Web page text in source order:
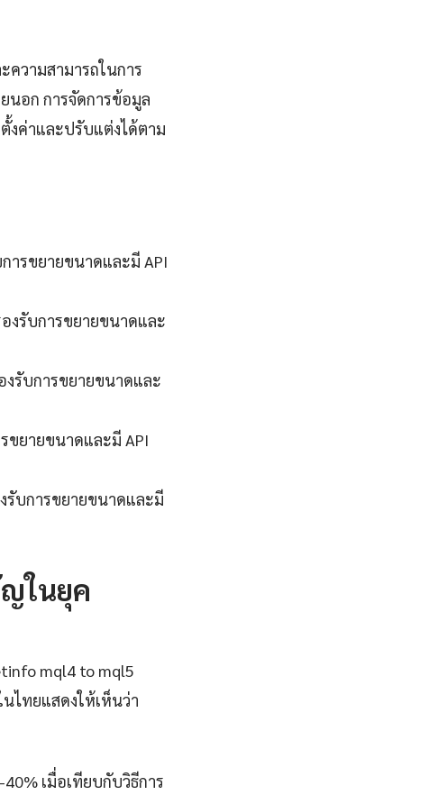
วามสามารถในการ
นอก การจัดการข้อมูล
งค่าและปรับแต่งได้ตาม
ารขยายขนาดและมี API
งรับการขยายขนาดและ
งรับการขยายขนาดและ
ขยายขนาดและมี API
รับการขยายขนาดและมี
ในยุค
mql4 to mql5
ไทยแสดงให้เห็นว่า
เมื่อเทียบกับวิธีการ